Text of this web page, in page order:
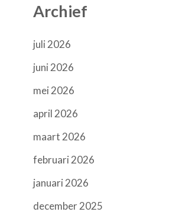
Archief
juli 2026
juni 2026
mei 2026
april 2026
maart 2026
februari 2026
januari 2026
december 2025